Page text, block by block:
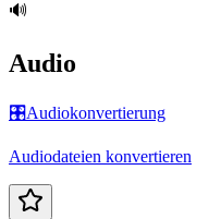
🔊
Audio
🎛️Audiokonvertierung
Audiodateien konvertieren